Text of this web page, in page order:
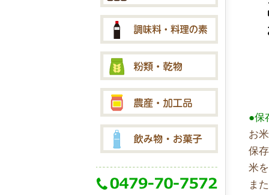
●保
お
保
米
ま